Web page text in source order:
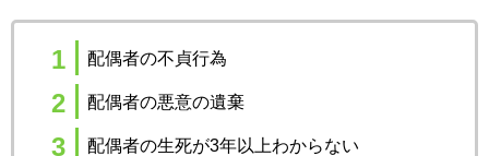
配偶者の不貞行為
配偶者の悪意の遺棄
配偶者の生死が3年以上わからない